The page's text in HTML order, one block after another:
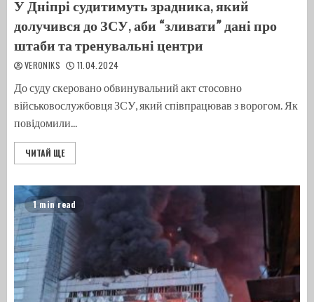
У Дніпрі судитимуть зрадника, який
долучився до ЗСУ, аби “зливати” дані про
штаби та тренувальні центри
VERONIKS 11.04.2024
До суду скеровано обвинувальний акт стосовно
військовослужбовця ЗСУ, який співпрацював з ворогом. Як
повідомили...
ЧИТАЙ ЩЕ
1 min read